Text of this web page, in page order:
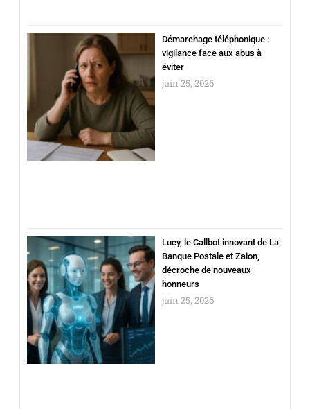
Démarchage téléphonique :
vigilance face aux abus à
éviter
juin 25, 2026
Lucy, le Callbot innovant de La
Banque Postale et Zaion,
décroche de nouveaux
honneurs
juin 25, 2026